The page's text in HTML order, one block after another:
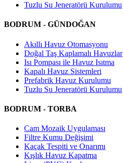
Tuzlu Su Jeneratörü Kurulumu
BODRUM - GÜNDOĞAN
Akıllı Havuz Otomasyonu
Doğal Taş Kaplamalı Havuzlar
Isı Pompası ile Havuz Isıtma
Kapalı Havuz Sistemleri
Prefabrik Havuz Kurulumu
Tuzlu Su Jeneratörü Kurulumu
BODRUM - TORBA
Cam Mozaik Uygulaması
Filtre Kumu Değişimi
Kaçak Tespiti ve Onarımı
Kışlık Havuz Kapatma